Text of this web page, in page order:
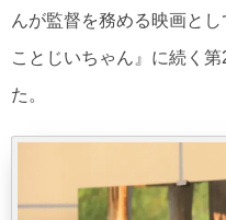
んが監督を務める映画と
ことじいちゃん』に続く
た。